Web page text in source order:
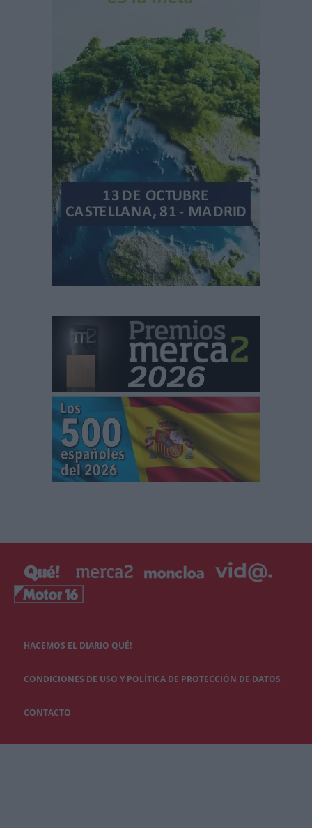
HACEMOS EL DIARIO QUÉ!
CONDICIONES DE USO Y POLÍTICA DE PROTECCIÓN DE DATOS
CONTACTO